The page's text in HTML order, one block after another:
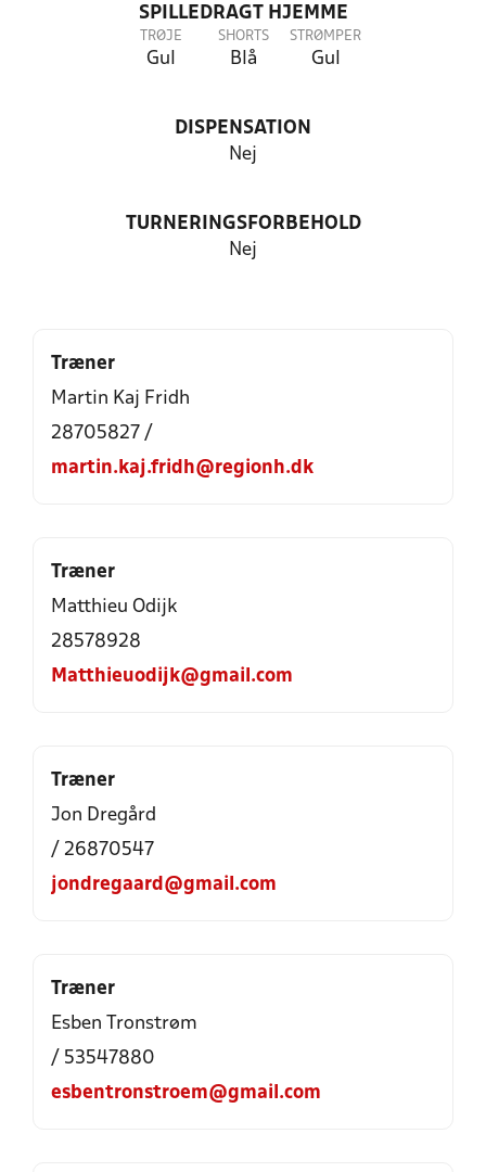
SPILLEDRAGT HJEMME
TRØJE
Gul
SHORTS
Blå
STRØMPER
Gul
DISPENSATION
Nej
TURNERINGSFORBEHOLD
Nej
Træner
Martin Kaj Fridh
28705827 /
martin.kaj.fridh@regionh.dk
Træner
Matthieu Odijk
28578928
Matthieuodijk@gmail.com
Træner
Jon Dregård
/ 26870547
jondregaard@gmail.com
Træner
Esben Tronstrøm
/ 53547880
esbentronstroem@gmail.com